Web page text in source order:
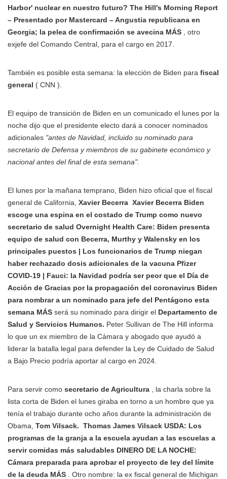
Harbor' nuclear en nuestro futuro? The Hill's Morning Report
– Presentado por Mastercard – Angustia republicana en
Georgia; la pelea de confirmación se avecina MÁS , otro
exjefe del Comando Central, para el cargo en 2017.
También es posible esta semana: la elección de Biden para fiscal
general ( CNN ).
El equipo de transición de Biden en un comunicado el lunes por la
noche dijo que el presidente electo dará a conocer nominados
adicionales "antes de Navidad, incluido su nominado para
secretario de Defensa y miembros de su gabinete económico y
nacional antes del final de esta semana".
El lunes por la mañana temprano, Biden hizo oficial que el fiscal
general de California, Xavier Becerra Xavier Becerra Biden
escoge una espina en el costado de Trump como nuevo
secretario de salud Overnight Health Care: Biden presenta
equipo de salud con Becerra, Murthy y Walensky en los
principales puestos | Los funcionarios de Trump niegan
haber rechazado dosis adicionales de la vacuna Pfizer
COVID-19 | Fauci: la Navidad podría ser peor que el Día de
Acción de Gracias por la propagación del coronavirus Biden
para nombrar a un nominado para jefe del Pentágono esta
semana MÁS será su nominado para dirigir el Departamento de
Salud y Servicios Humanos. Peter Sullivan de The Hill informa
lo que un ex miembro de la Cámara y abogado que ayudó a
liderar la batalla legal para defender la Ley de Cuidado de Salud
a Bajo Precio podría aportar al cargo en 2024.
Para servir como secretario de Agricultura , la charla sobre la
lista corta de Biden el lunes giraba en torno a un hombre que ya
tenía el trabajo durante ocho años durante la administración de
Obama, Tom Vilsack. Thomas James Vilsack USDA: Los
programas de la granja a la escuela ayudan a las escuelas a
servir comidas más saludables DINERO DE LA NOCHE:
Cámara preparada para aprobar el proyecto de ley del límite
de la deuda MÁS . Otro nombre: la ex fiscal general de Michigan